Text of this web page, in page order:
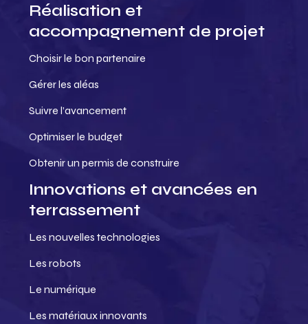
Réalisation et
accompagnement de projet
Choisir le bon partenaire
Gérer les aléas
Suivre l’avancement
Optimiser le budget
Obtenir un permis de construire
Innovations et avancées en
terrassement
Les nouvelles technologies
Les robots
Le numérique
Les matériaux innovants